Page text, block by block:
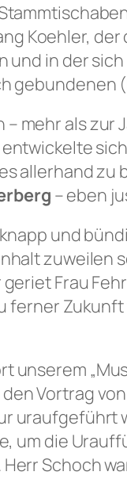
Koehler,
und in der
gebundenen
– mehr als
allerhand
– eben
und
zuweilen
Frau
unserem
Vortrag
um die
Schoch